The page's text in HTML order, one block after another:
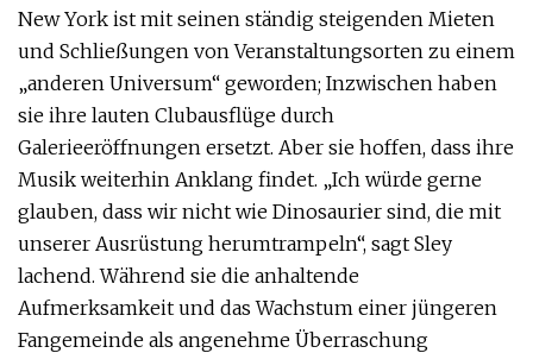
New York ist mit seinen ständig steigenden Mieten
und Schließungen von Veranstaltungsorten zu einem
„anderen Universum“ geworden; Inzwischen haben
sie ihre lauten Clubausflüge durch
Galerieeröffnungen ersetzt. Aber sie hoffen, dass ihre
Musik weiterhin Anklang findet. „Ich würde gerne
glauben, dass wir nicht wie Dinosaurier sind, die mit
unserer Ausrüstung herumtrampeln“, sagt Sley
lachend. Während sie die anhaltende
Aufmerksamkeit und das Wachstum einer jüngeren
Fangemeinde als angenehme Überraschung